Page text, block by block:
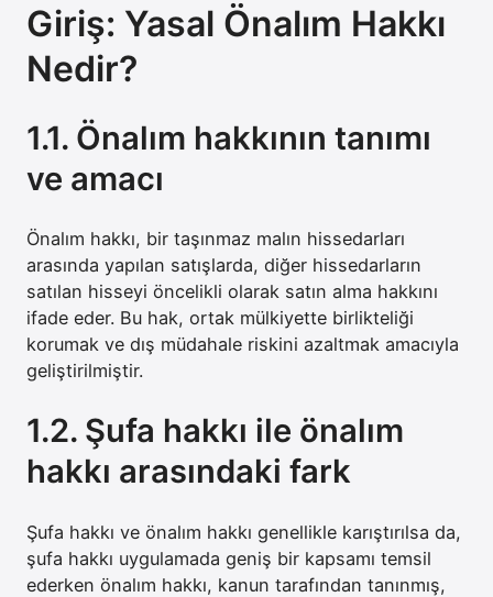
Giriş: Yasal Önalım Hakkı
Nedir?
1.1. Önalım hakkının tanımı
ve amacı
Önalım hakkı, bir taşınmaz malın hissedarları
arasında yapılan satışlarda, diğer hissedarların
satılan hisseyi öncelikli olarak satın alma hakkını
ifade eder. Bu hak, ortak mülkiyette birlikteliği
korumak ve dış müdahale riskini azaltmak amacıyla
geliştirilmiştir.
1.2. Şufa hakkı ile önalım
hakkı arasındaki fark
Şufa hakkı ve önalım hakkı genellikle karıştırılsa da,
şufa hakkı uygulamada geniş bir kapsamı temsil
ederken önalım hakkı, kanun tarafından tanınmış,